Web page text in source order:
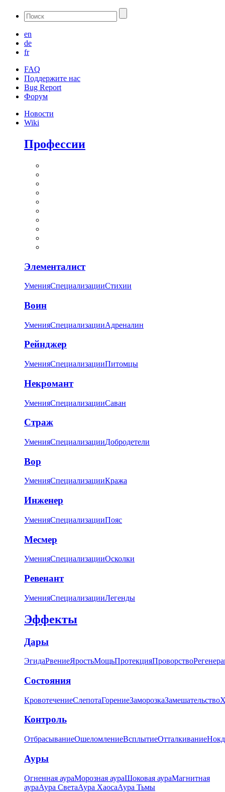
en
de
fr
FAQ
Поддержите нас
Bug Report
Форум
Новости
Wiki
Профессии
Элементалист
УменияСпециализацииСтихии
Воин
УменияСпециализацииАдреналин
Рейнджер
УменияСпециализацииПитомцы
Некромант
УменияСпециализацииСаван
Страж
УменияСпециализацииДобродетели
Вор
УменияСпециализацииКража
Инженер
УменияСпециализацииПояс
Месмер
УменияСпециализацииОсколки
Ревенант
УменияСпециализацииЛегенды
Эффекты
Дары
ЭгидаРвениеЯростьМощьПротекцияПроворство
Состояния
КровотечениеСлепотаГорениеЗаморозкаЗамешательство
Контроль
ОтбрасываниеОшеломлениеВсплытиеОтталкивание
Ауры
Огненная аураМорозная аураШоковая аураМагнитная
аураАура СветаАура ХаосаАура Тьмы